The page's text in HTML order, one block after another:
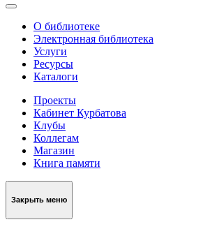
О библиотеке
Электронная библиотека
Услуги
Ресурсы
Каталоги
Проекты
Кабинет Курбатова
Клубы
Коллегам
Магазин
Книга памяти
Закрыть меню